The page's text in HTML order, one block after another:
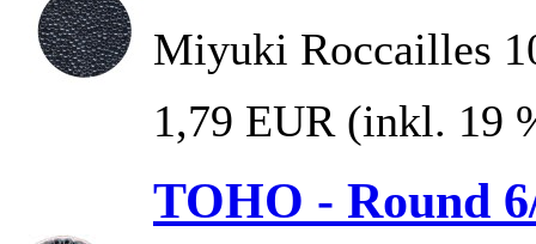
Miyuki Roccailles
1,79 EUR (inkl. 19
TOHO - Round